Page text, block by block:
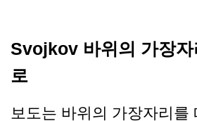
Svojkov 바위의 가장
로
보도는 바위의 가장자리를